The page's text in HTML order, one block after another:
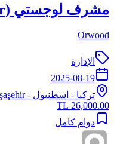
مشرف لوجستي (Logistics Supervisor)
Orwood
الإدارة
2025-08-19
تركيا - اسطنبول - Bahşaşehir
26,000.00 TL
دوام كامل